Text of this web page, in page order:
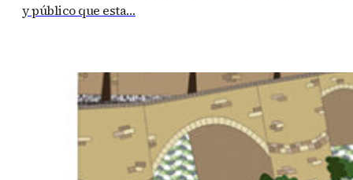
y público que esta…